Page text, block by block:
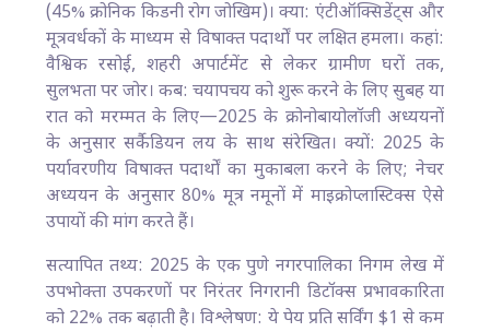
(45% क्रोनिक किडनी रोग जोखिम)। क्या: एंटीऑक्सिडेंट्स और
मूत्रवर्धकों के माध्यम से विषाक्त पदार्थों पर लक्षित हमला। कहां:
वैश्विक रसोई, शहरी अपार्टमेंट से लेकर ग्रामीण घरों तक,
सुलभता पर जोर। कब: चयापचय को शुरू करने के लिए सुबह या
रात को मरम्मत के लिए—2025 के क्रोनोबायोलॉजी अध्ययनों
के अनुसार सर्कैडियन लय के साथ संरेखित। क्यों: 2025 के
पर्यावरणीय विषाक्त पदार्थों का मुकाबला करने के लिए; नेचर
अध्ययन के अनुसार 80% मूत्र नमूनों में माइक्रोप्लास्टिक्स ऐसे
उपायों की मांग करते हैं।
सत्यापित तथ्य: 2025 के एक पुणे नगरपालिका निगम लेख में
उपभोक्ता उपकरणों पर निरंतर निगरानी डिटॉक्स प्रभावकारिता
को 22% तक बढ़ाती है। विश्लेषण: ये पेय प्रति सर्विंग $1 से कम